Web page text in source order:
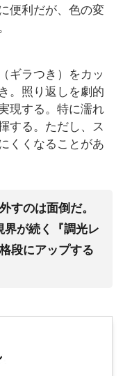
便利だが、色の変
ギラつき）をカッ
。照り返しを劇的
現する。特に濡れ
する。ただし、ス
くくなることがあ
すのは面倒だ。
界が続く『調光レ
段にアップする